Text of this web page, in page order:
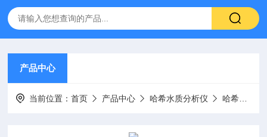
产品中心
当前位置：首页 产品中心 哈希水质分析仪 哈希消解器